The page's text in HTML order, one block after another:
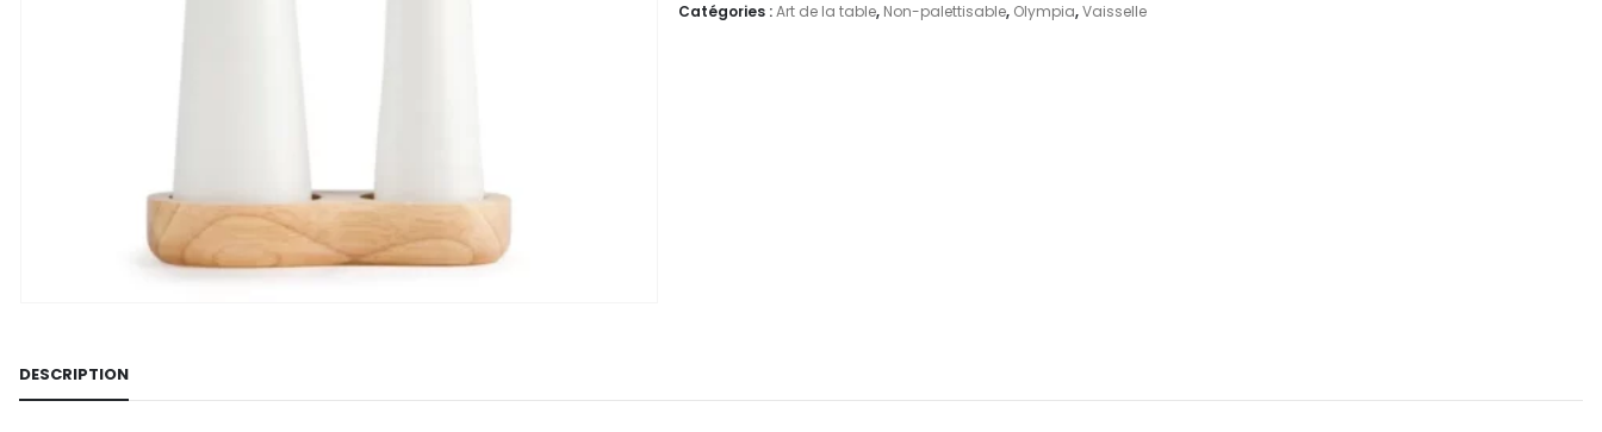
Catégories :Art de la table, Non-palettisable, Olympia,Vaisselle
DESCRIPTION